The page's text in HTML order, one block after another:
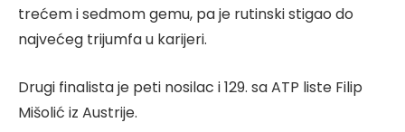
trećem i sedmom gemu, pa je rutinski stigao do
najvećeg trijumfa u karijeri.
Drugi finalista je peti nosilac i 129. sa ATP liste Filip
Mišolić iz Austrije.